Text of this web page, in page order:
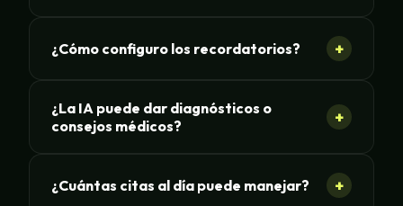
¿Cómo configuro los recordatorios? +
¿La IA puede dar diagnósticos o
consejos médicos?
+
¿Cuántas citas al día puede manejar? +